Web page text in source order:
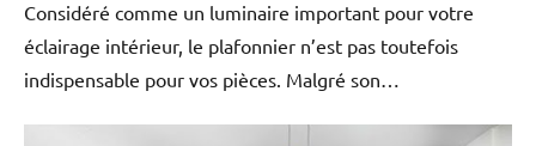
Considéré comme un luminaire important pour votre
éclairage intérieur, le plafonnier n’est pas toutefois
indispensable pour vos pièces. Malgré son…